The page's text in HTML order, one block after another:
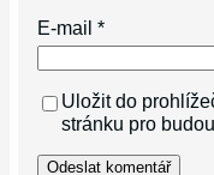
E-mail*
Uložit do
stránku pro